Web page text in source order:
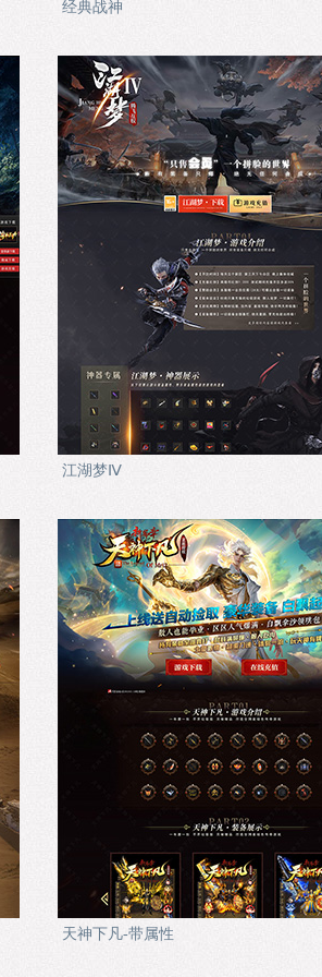
经典战神
江湖梦Ⅳ
天神下凡-带属性